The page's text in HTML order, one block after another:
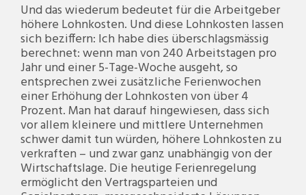
Und das wiederum bedeutet für die Arbeitgeber
höhere Lohnkosten. Und diese Lohnkosten lassen
sich beziffern: Ich habe dies überschlagsmässig
berechnet: wenn man von 240 Arbeitstagen pro
Jahr und einer 5-Tage-Woche ausgeht, so
entsprechen zwei zusätzliche Ferienwochen
einer Erhöhung der Lohnkosten von über 4
Prozent. Man hat darauf hingewiesen, dass sich
vor allem kleinere und mittlere Unternehmen
schwer damit tun würden, höhere Lohnkosten zu
verkraften – und zwar ganz unabhängig von der
Wirtschaftslage. Die heutige Ferienregelung
ermöglicht den Vertragsparteien und